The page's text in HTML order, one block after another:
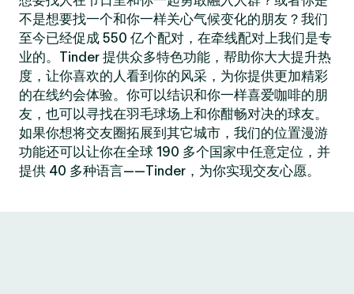
不是想要找一个和你一样关心气候变化的朋友？我们
至今已经促成 550 亿个配对，在牵线配对上我们是专
业的。Tinder 提供众多特色功能，帮助你大大提升热
度，让你喜欢的人看到你的风采，为你提供更加精彩
的在线约会体验。你可以结识和你一样喜爱咖啡的朋
友，也可以寻找在羽毛球场上和你酣畅对决的球友。
如果你想将交友圈拓展到其它城市，我们的位置漫游
功能还可以让你在全球 190 多个国家中任意定位，并
提供 40 多种语言——Tinder，为你实现交友心愿。